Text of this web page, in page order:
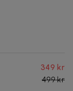
349 kr
499 kr